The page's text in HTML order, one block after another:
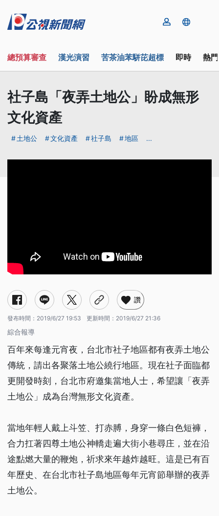
總預算審查 漢光演習 苦茶油苯駢芘超標 即時 熱
社子島「夜弄土地公」盼成無形
文化資產
土地公 文化資產 社子島 地區 ...
讚
發布時間： 2019/6/27 19:53 更新時間： 2019/6/27 21:36
綜合報導
百年來每逢元宵夜，台北市社子地區都有夜弄土地公
傳統，請出各聚落土地公繞行地區。現在社子面臨都
更開發時刻，台北市府邀集當地人士，希望讓「夜弄
土地公」成為台灣無形文化資產。
當地年輕人戴上斗笠、打赤膊，身穿一條白色短褲，
合力扛著四尊土地公神轎走遍大街小巷尋庄，並在沿
途點燃大量的鞭炮，祈求來年越炸越旺。這是已有百
年歷史、在台北市社子島地區每年元宵節舉辦的夜弄
土地公。